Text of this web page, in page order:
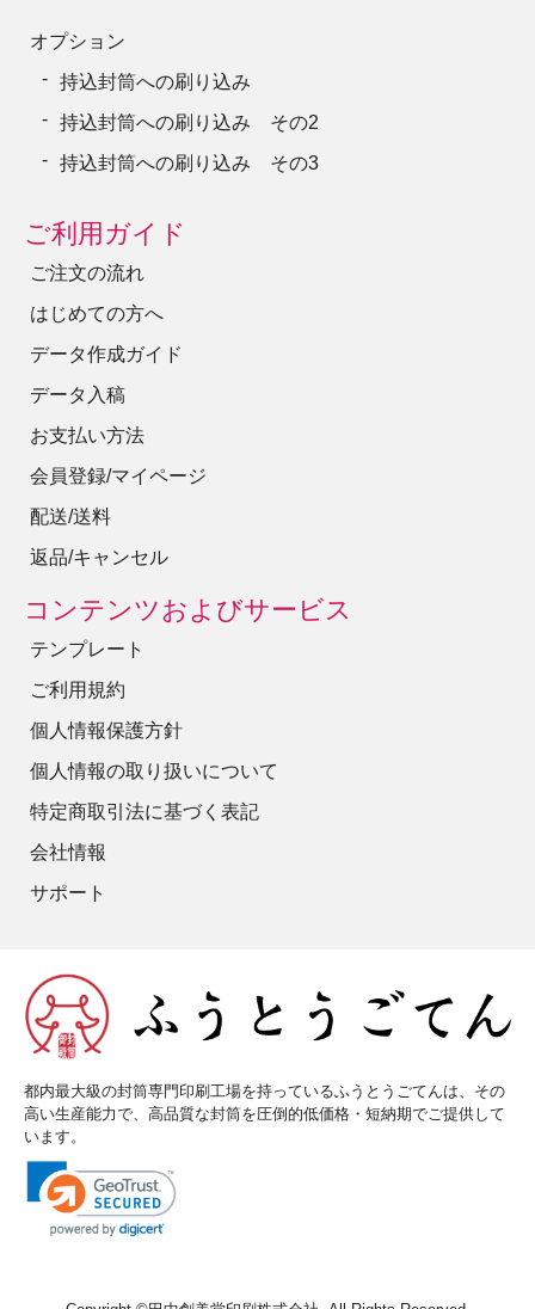
オプション
持込封筒への刷り込み
持込封筒への刷り込み その2
持込封筒への刷り込み その3
ご利用ガイド
ご注文の流れ
はじめての方へ
データ作成ガイド
データ入稿
お支払い方法
会員登録/マイページ
配送/送料
返品/キャンセル
コンテンツおよびサービス
テンプレート
ご利用規約
個人情報保護方針
個人情報の取り扱いについて
特定商取引法に基づく表記
会社情報
サポート
都内最大級の封筒専門印刷工場を持っているふうとうごてんは、その
高い生産能力で、高品質な封筒を圧倒的低価格・短納期でご提供して
います。